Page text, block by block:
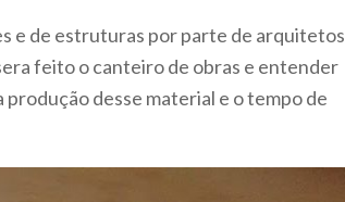
e de estruturas por parte de arquitetos
feito o canteiro de obras e entender
produção desse material e o tempo de